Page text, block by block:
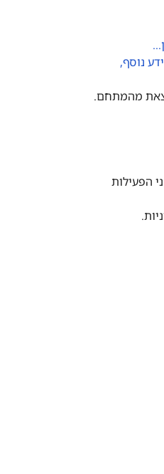
נוסף,
מהמתחם.
הפעילות